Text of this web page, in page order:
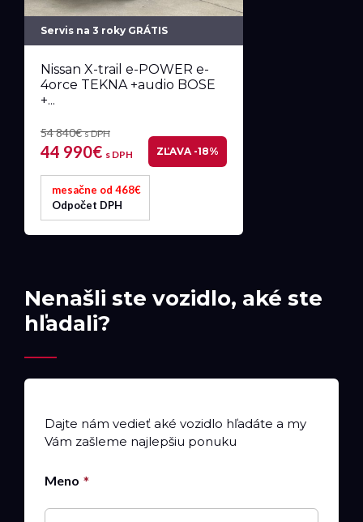
Servis na 3 roky GRÁTIS
Nissan X-trail e-POWER e-
4orce TEKNA +audio BOSE
+...
54 840€s DPH
44 990€ s DPH ZĽAVA -18%
mesačne od 468€
Odpočet DPH
Nenašli ste vozidlo, aké ste
hľadali?
Dajte nám vedieť aké vozidlo hľadáte a my
Vám zašleme najlepšiu ponuku
Meno